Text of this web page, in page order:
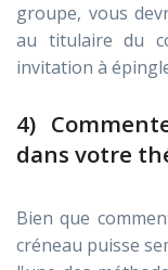
groupe, vous
au titulaire du
invitation à
4)
dans votre
Bien que
créneau puisse